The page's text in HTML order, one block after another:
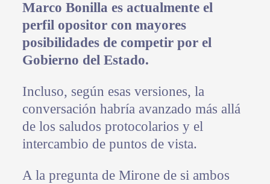
Marco Bonilla es actualmente el
perfil opositor con mayores
posibilidades de competir por el
Gobierno del Estado.
Incluso, según esas versiones, la
conversación habría avanzado más allá
de los saludos protocolarios y el
intercambio de puntos de vista.
A la pregunta de Mirone de si ambos